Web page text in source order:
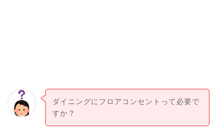
ダイニングにフロアコンセントって必要で
すか？